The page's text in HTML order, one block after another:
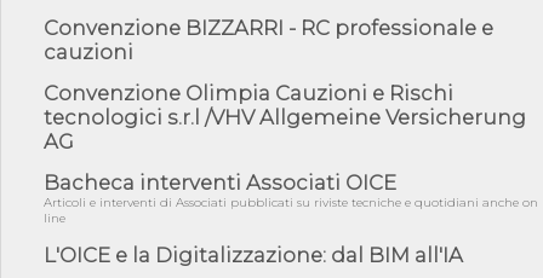
06/08/26 - DDL delegazione europea in Cdm per recepimento
norme UE in m...
05/08/26 - DL Infrastrutture e PNRR è legge: approvata oggi la
fiducia...
05/08/26 - Focus OICE sul DDL di riforma della responsabilità
05/08/26 - Anac: pubblicata la Relazione illustrativa al Bando tipo
2 s...
05/08/26 - SAVE THE DATE: Assemblea Pubblica Confindustria
Convenzione BIZZARRI - RC professionale e
cauzioni
Convenzione Olimpia Cauzioni e Rischi
tecnologici s.r.l /VHV Allgemeine Versicherung
AG
Bacheca interventi Associati OICE
Articoli e interventi di Associati pubblicati su riviste tecniche e quotidiani anche on
line
L'OICE e la Digitalizzazione: dal BIM all'IA